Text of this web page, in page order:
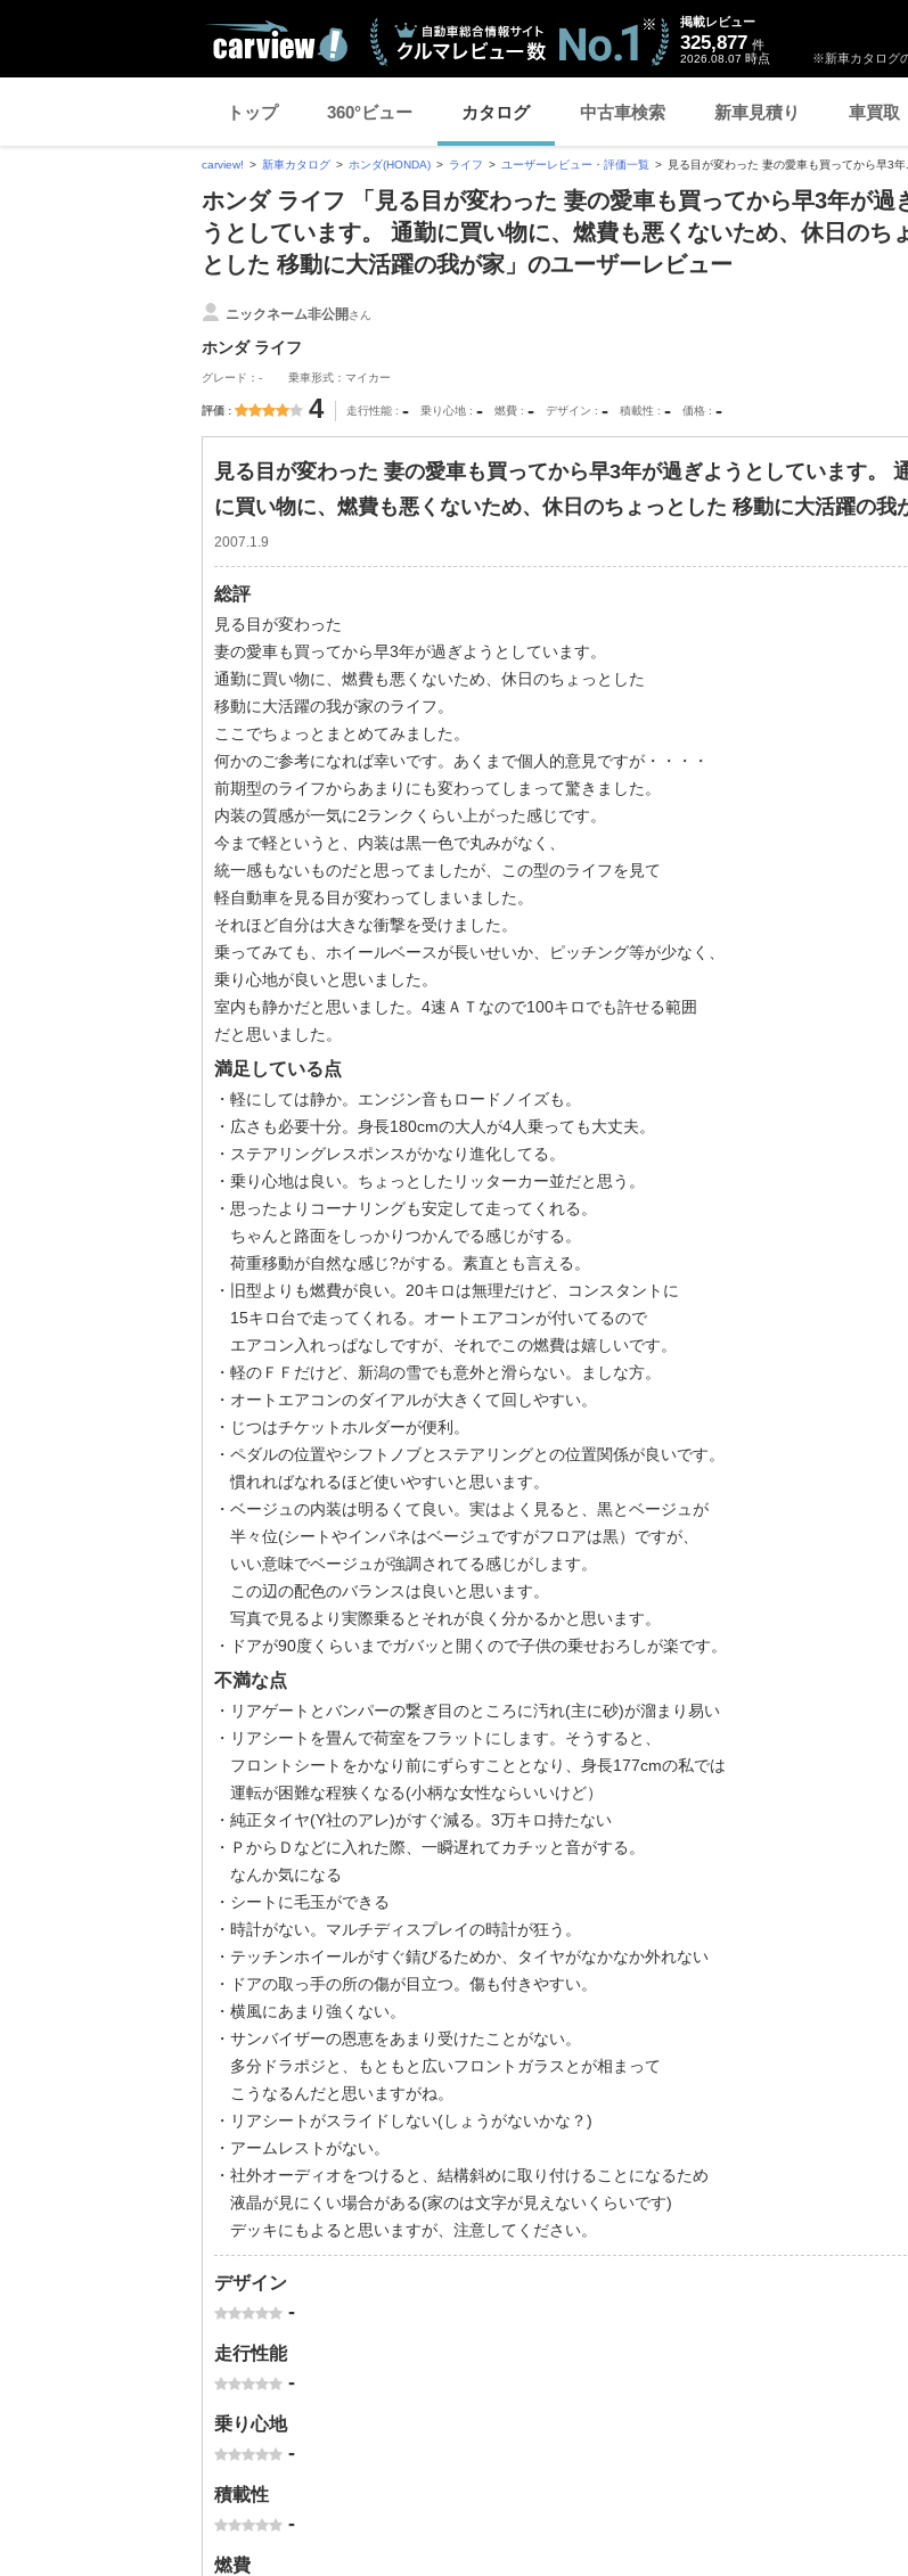
※新車カタログ
掲載レビュー
325,877 件
2026.08.07 時点
トップ 360°ビュー カタログ 中古車検索 新車見積り 車買取
carview! 新車カタログ ホンダ(HONDA) ライフ ユーザーレビュー・評価一覧 見る目が変わった 妻の愛車も買ってから早3年
ホンダ ライフ 「見る目が変わった 妻の愛車も買ってから早3年が過
うとしています。 通勤に買い物に、燃費も悪くないため、休日のち
とした 移動に大活躍の我が家」のユーザーレビュー
ニックネーム非公開さん
ホンダ ライフ
グレード：- 乗車形式：マイカー
評価 4 走行性能 - 乗り心地 - 燃費 - デザイン - 積載性 - 価格 -
見る目が変わった 妻の愛車も買ってから早3年が過ぎようとしています。
に買い物に、燃費も悪くないため、休日のちょっとした 移動に大活躍の我
2007.1.9
総評
見る目が変わった
妻の愛車も買ってから早3年が過ぎようとしています。
通勤に買い物に、燃費も悪くないため、休日のちょっとした
移動に大活躍の我が家のライフ。
ここでちょっとまとめてみました。
何かのご参考になれば幸いです。あくまで個人的意見ですが・・・・
前期型のライフからあまりにも変わってしまって驚きました。
内装の質感が一気に2ランクくらい上がった感じです。
今まで軽というと、内装は黒一色で丸みがなく、
統一感もないものだと思ってましたが、この型のライフを見て
軽自動車を見る目が変わってしまいました。
それほど自分は大きな衝撃を受けました。
乗ってみても、ホイールベースが長いせいか、ピッチング等が少なく、
乗り心地が良いと思いました。
室内も静かだと思いました。4速ＡＴなので100キロでも許せる範囲
だと思いました。
満足している点
・軽にしては静か。エンジン音もロードノイズも。
・広さも必要十分。身長180cmの大人が4人乗っても大丈夫。
・ステアリングレスポンスがかなり進化してる。
・乗り心地は良い。ちょっとしたリッターカー並だと思う。
・思ったよりコーナリングも安定して走ってくれる。
ちゃんと路面をしっかりつかんでる感じがする。
荷重移動が自然な感じ?がする。素直とも言える。
・旧型よりも燃費が良い。20キロは無理だけど、コンスタントに
15キロ台で走ってくれる。オートエアコンが付いてるので
エアコン入れっぱなしですが、それでこの燃費は嬉しいです。
・軽のＦＦだけど、新潟の雪でも意外と滑らない。ましな方。
・オートエアコンのダイアルが大きくて回しやすい。
・じつはチケットホルダーが便利。
・ペダルの位置やシフトノブとステアリングとの位置関係が良いです。
慣れればなれるほど使いやすいと思います。
・ベージュの内装は明るくて良い。実はよく見ると、黒とベージュが
半々位(シートやインパネはベージュですがフロアは黒）ですが、
いい意味でベージュが強調されてる感じがします。
この辺の配色のバランスは良いと思います。
写真で見るより実際乗るとそれが良く分かるかと思います。
・ドアが90度くらいまでガバッと開くので子供の乗せおろしが楽です。
不満な点
・リアゲートとバンパーの繋ぎ目のところに汚れ(主に砂)が溜まり易い
・リアシートを畳んで荷室をフラットにします。そうすると、
フロントシートをかなり前にずらすこととなり、身長177cmの私では
運転が困難な程狭くなる(小柄な女性ならいいけど）
・純正タイヤ(Y社のアレ)がすぐ減る。3万キロ持たない
・ＰからＤなどに入れた際、一瞬遅れてカチッと音がする。
なんか気になる
・シートに毛玉ができる
・時計がない。マルチディスプレイの時計が狂う。
・テッチンホイールがすぐ錆びるためか、タイヤがなかなか外れない
・ドアの取っ手の所の傷が目立つ。傷も付きやすい。
・横風にあまり強くない。
・サンバイザーの恩恵をあまり受けたことがない。
多分ドラポジと、もともと広いフロントガラスとが相まって
こうなるんだと思いますがね。
・リアシートがスライドしない(しょうがないかな？)
・アームレストがない。
・社外オーディオをつけると、結構斜めに取り付けることになるため
液晶が見にくい場合がある(家のは文字が見えないくらいです)
デッキにもよると思いますが、注意してください。
デザイン
-
走行性能
-
乗り心地
-
積載性
-
燃費